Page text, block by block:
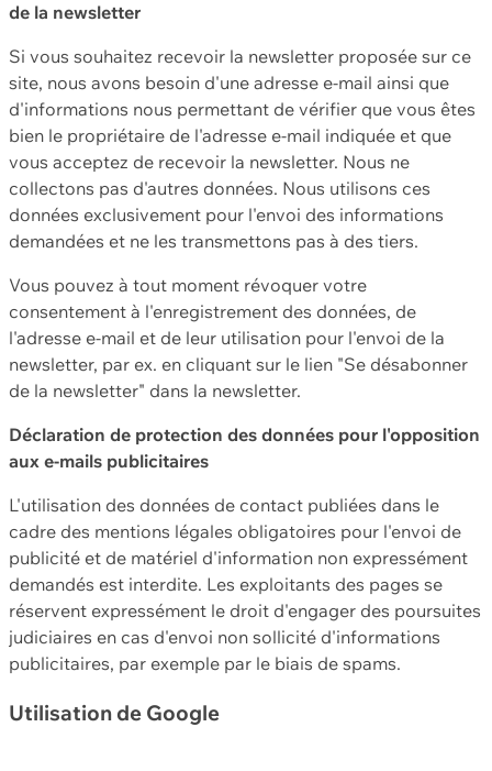
de la newsletter
Si vous souhaitez recevoir la newsletter proposée sur ce
site, nous avons besoin d'une adresse e-mail ainsi que
d'informations nous permettant de vérifier que vous êtes
bien le propriétaire de l'adresse e-mail indiquée et que
vous acceptez de recevoir la newsletter. Nous ne
collectons pas d'autres données. Nous utilisons ces
données exclusivement pour l'envoi des informations
demandées et ne les transmettons pas à des tiers.
Vous pouvez à tout moment révoquer votre
consentement à l'enregistrement des données, de
l'adresse e-mail et de leur utilisation pour l'envoi de la
newsletter, par ex. en cliquant sur le lien "Se désabonner
de la newsletter" dans la newsletter.
Déclaration de protection des données pour l'opposition
aux e-mails publicitaires
L'utilisation des données de contact publiées dans le
cadre des mentions légales obligatoires pour l'envoi de
publicité et de matériel d'information non expressément
demandés est interdite. Les exploitants des pages se
réservent expressément le droit d'engager des poursuites
judiciaires en cas d'envoi non sollicité d'informations
publicitaires, par exemple par le biais de spams.
Utilisation de Google